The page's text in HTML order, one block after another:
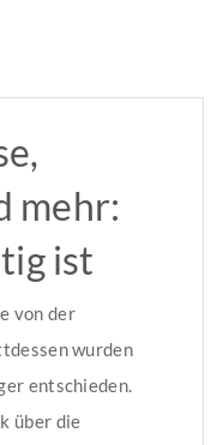
mehr:
ist
von der
wurden
entschieden.
über die